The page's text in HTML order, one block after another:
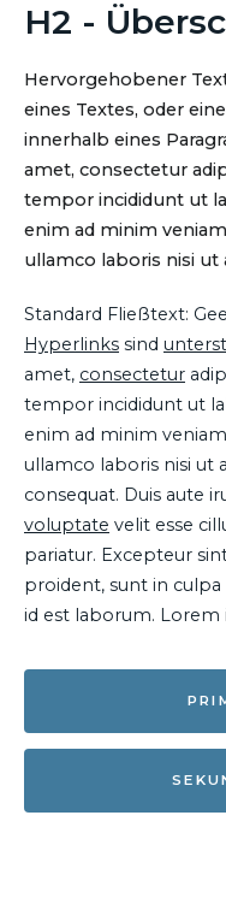
H2 -
Hervorgehobener
eines Textes, oder
innerhalb eines
amet, consectetur
tempor incididunt ut
enim ad minim
ullamco laboris nisi ut
Standard Fließtext:
Hyperlinks sind
amet, consectetur
tempor incididunt ut
enim ad minim
ullamco laboris nisi ut
consequat. Duis aute
voluptate velit esse
pariatur. Excepteur
proident, sunt in
id est laborum.